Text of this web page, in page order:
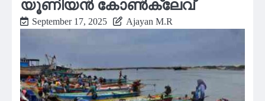
യൂണിയൻ കോൺക്ലേവ്
September 17, 2025 Ajayan M.R